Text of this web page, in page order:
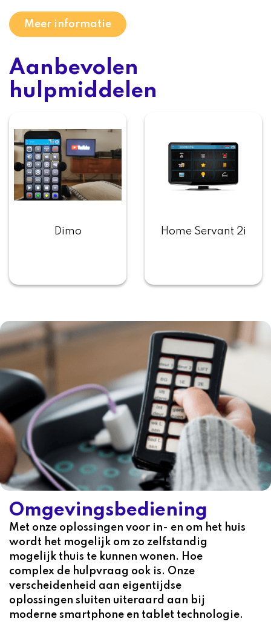
Meer informatie
Aanbevolen
hulpmiddelen
Dimo Home Servant 2i
Omgevingsbediening
Met onze oplossingen voor in- en om het huis
wordt het mogelijk om zo zelfstandig
mogelijk thuis te kunnen wonen. Hoe
complex de hulpvraag ook is. Onze
verscheidenheid aan eigentijdse
oplossingen sluiten uiteraard aan bij
moderne smartphone en tablet technologie.